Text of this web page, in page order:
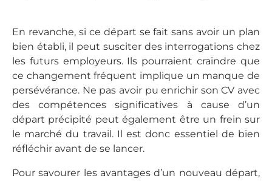
En revanche, si ce départ se fait sans avoir un plan
bien établi, il peut susciter des interrogations chez
les futurs employeurs. Ils pourraient craindre que
ce changement fréquent implique un manque de
persévérance. Ne pas avoir pu enrichir son CV avec
des compétences significatives à cause d’un
départ précipité peut également être un frein sur
le marché du travail. Il est donc essentiel de bien
réfléchir avant de se lancer.
Pour savourer les avantages d’un nouveau départ,